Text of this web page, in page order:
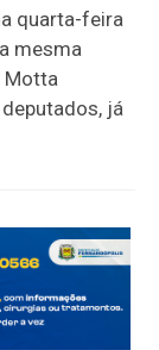
quarta-feira
mesma
Motta
já